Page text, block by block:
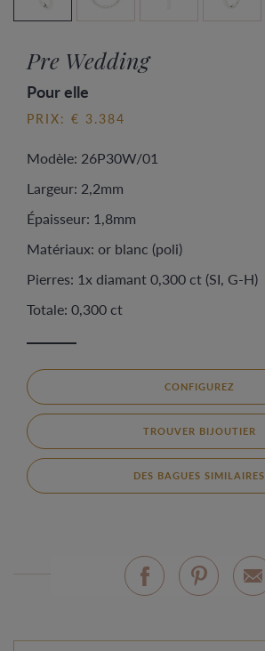
Pre Wedding
Pour elle
PRIX: € 3.384
Modèle: 26P30W/01
Largeur: 2,2mm
Épaisseur: 1,8mm
Matériaux: or blanc (poli)
Pierres: 1x diamant 0,300 ct (SI, G-H)
Totale: 0,300 ct
CONFIGUREZ
TROUVER BIJOUTIER
DES BAGUES SIMILAIRES